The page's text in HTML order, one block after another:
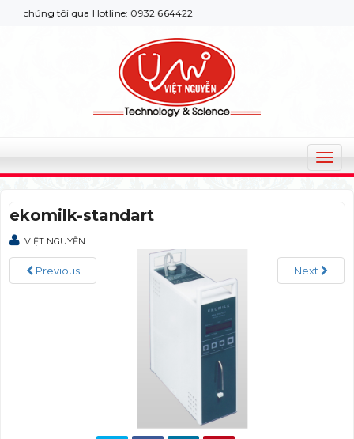
tôi qua Hotline: 0932 664422
T
o
n
a
ekomilk-standart
VIỆT NGUYỄN
Previous Next